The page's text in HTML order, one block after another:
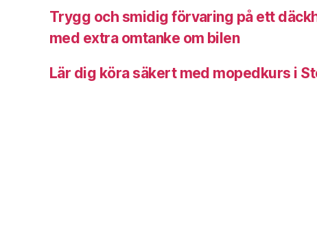
Trygg och smidig förvaring på ett
med extra omtanke om bilen
Lär dig köra säkert med mopedkurs i